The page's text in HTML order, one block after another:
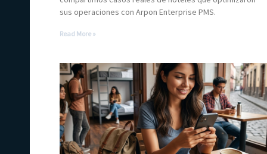
sus operaciones con Arpon Enterprise PMS.
Read More »